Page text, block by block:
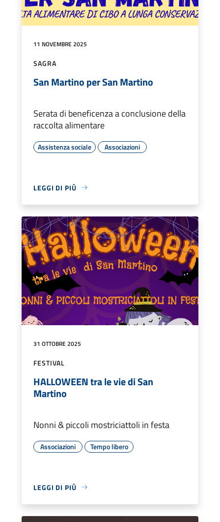
11 NOVEMBRE 2025
SAGRA
San Martino per San Martino
Serata di beneficenza a conclusione della
raccolta alimentare
Assistenza sociale Associazioni
LEGGI DI PIÙ
31 OTTOBRE 2025
FESTIVAL
HALLOWEEN tra le vie di San
Martino
Nonni & piccoli mostriciattoli in festa
Associazioni Tempo libero
LEGGI DI PIÙ